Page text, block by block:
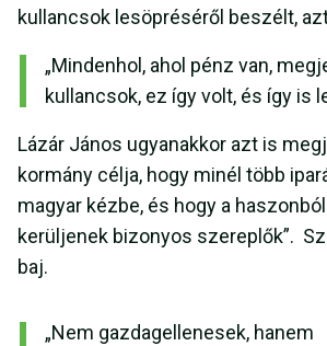
kullancsok lesöpréséről beszélt,
„Mindenhol, ahol pénz van,
kullancsok, ez így volt, és így is
Lázár János ugyanakkor azt is
kormány célja, hogy minél több
magyar kézbe, és hogy a
kerüljenek bizonyos szereplők”.
baj.
„Nem gazdagellenesek, hanem